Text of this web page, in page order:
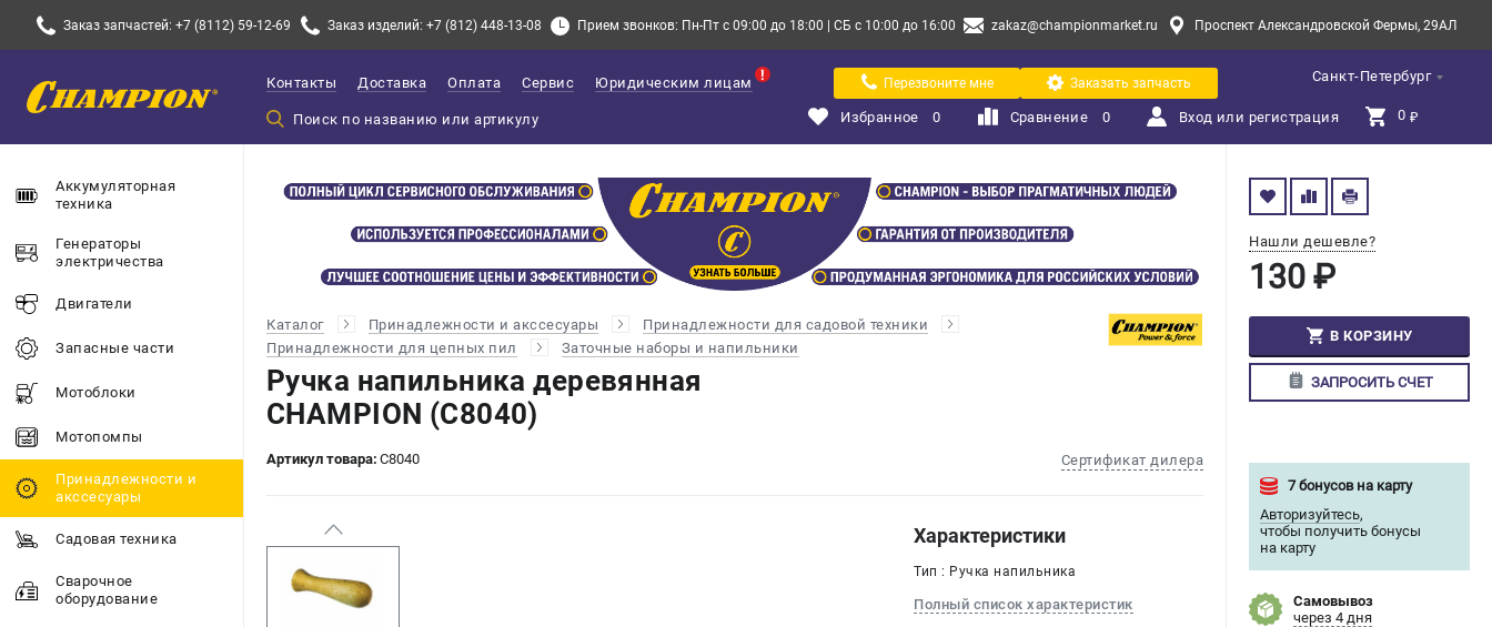
Заказ запчастей: +7 (8112) 59-12-69 Заказ изделий: +7 (812) 448-13-08 Прием звонков: Пн-Пт с 09:00 до 18:00 | СБ с 10:00 до 16:00 zakaz@championmarket.ru Проспект Александровской Фермы, 29АЛ
Санкт-Петербург
Контакты Доставка Оплата Сервис Юридическим лицам Перезвоните мне Заказать запчасть
Избранное 0 Сравнение 0 Вход или регистрация 0 ₽
Аккумуляторная
техника
Генераторы
электричества
Двигатели
Запасные части
Мотоблоки
Мотопомпы
Принадлежности и
акссесуары
Садовая техника
Сварочное
оборудование
Каталог Принадлежности и акссесуары
Принадлежности для садовой техники
Принадлежности для цепных пил
Заточные наборы и напильники
Ручка напильника деревянная
CHAMPION (C8040)
Артикул товара: C8040 Сертификат дилера
Нашли дешевле?
130 ₽
В КОРЗИНУ
ЗАПРОСИТЬ СЧЕТ
7 бонусов на карту
Авторизуйтесь,
чтобы получить бонусы
на карту
Самовывоз
через 4 дня
Характеристики
Тип : Ручка напильника
Полный список характеристик